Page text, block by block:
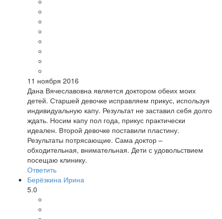
11 ноября 2016
Дана Вячеславовна является доктором обеих моих
детей. Старшей девочке исправляем прикус, используя
индивидуальную капу. Результат не заставил себя долго
ждать. Носим капу пол года, прикус практически
идеален. Второй девочке поставили пластину.
Результаты потрясающие. Сама доктор –
обходительная, внимательная. Дети с удовольствием
посещаю клинику.
Ответить
Берёзкина Ирина
5.0